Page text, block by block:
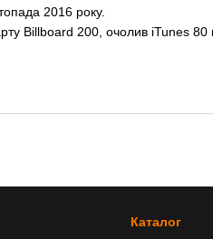
2016 року.
Billboard 200, очолив iTunes 80
Каталог